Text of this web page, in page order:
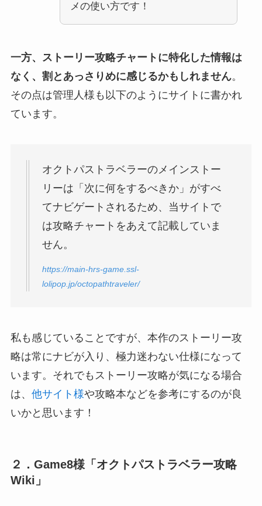
メの使い方です！
一方、ストーリー攻略チャートに特化した情報は
なく、割とあっさりめに感じるかもしれません。
その点は管理人様も以下のようにサイトに書かれ
ています。
オクトパストラベラーのメインストー
リーは「次に何をするべきか」がすべ
てナビゲートされるため、当サイトで
は攻略チャートをあえて記載していま
せん。
https://main-hrs-game.ssl-
lolipop.jp/octopathtraveler/
私も感じていることですが、本作のストーリー攻
略は常にナビが入り、極力迷わない仕様になって
います。それでもストーリー攻略が気になる場合
は、 他サイト様や攻略本などを参考にするのが良
いかと思います！
２．Game8様「オクトパストラベラー攻略
Wiki」